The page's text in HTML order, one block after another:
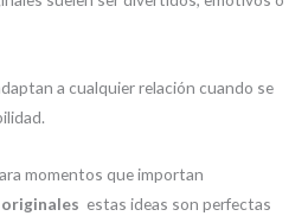
a cualquier relación cuando se
momentos que importan
estas ideas son perfectas